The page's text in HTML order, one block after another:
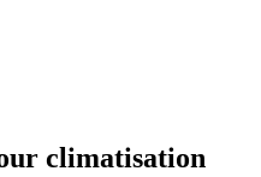
climatisation